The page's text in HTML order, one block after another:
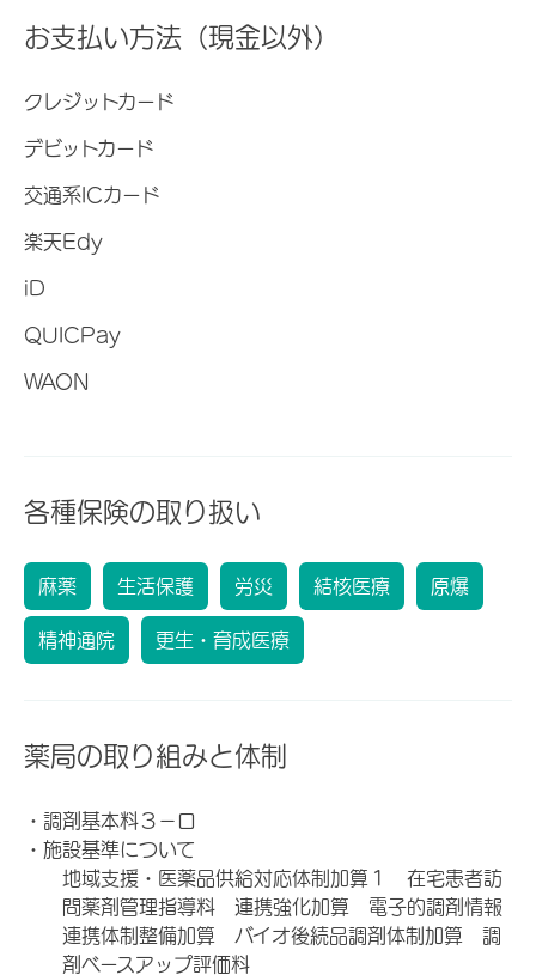
お支払い方法（現金以外）
クレジットカード
デビットカード
交通系ICカード
楽天Edy
iD
QUICPay
WAON
各種保険の取り扱い
麻薬 生活保護 労災 結核医療 原爆
精神通院 更生・育成医療
薬局の取り組みと体制
・調剤基本料３－ロ
・施設基準について
地域支援・医薬品供給対応体制加算１ 在宅患者訪
問薬剤管理指導料 連携強化加算 電子的調剤情報
連携体制整備加算 バイオ後続品調剤体制加算 調
剤ベースアップ評価料